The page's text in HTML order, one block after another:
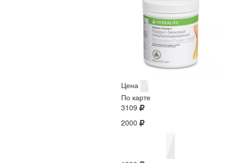
Цена
По карте
3109
2000